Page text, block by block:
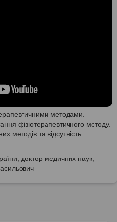
методами.
фізіотерапевтичного методу.
методів та відсутність
доктор медичних наук,